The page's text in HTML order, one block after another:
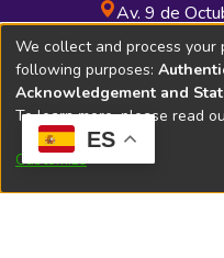
ES
Av. 9 de
Soporte
We collect and process
following purposes:
Acknowledgement and
To learn more, please read
Customize